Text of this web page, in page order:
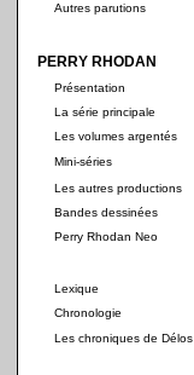
Autres parutions
PERRY RHODAN
Présentation
La série principale
Les volumes argentés
Mini-séries
Les autres productions
Bandes dessinées
Perry Rhodan Neo
Lexique
Chronologie
Les chroniques de Délos